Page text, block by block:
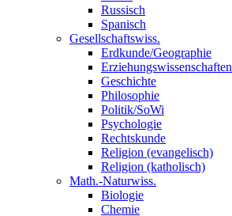
Russisch
Spanisch
Gesellschaftswiss.
Erdkunde/Geographie
Erziehungswissenschaften
Geschichte
Philosophie
Politik/SoWi
Psychologie
Rechtskunde
Religion (evangelisch)
Religion (katholisch)
Math.-Naturwiss.
Biologie
Chemie